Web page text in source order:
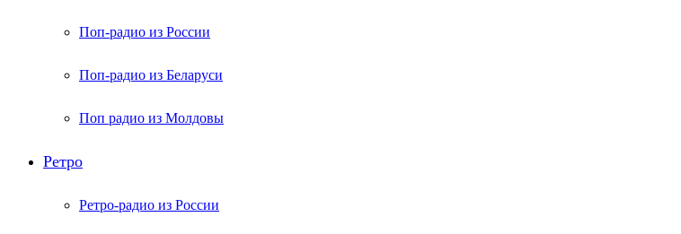
Поп-радио из России
Поп-радио из Беларуси
Поп радио из Молдовы
Ретро
Ретро-радио из России